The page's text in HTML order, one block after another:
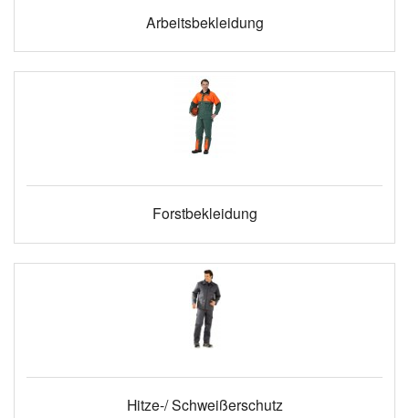
Arbeitsbekleidung
Forstbekleidung
Hitze-/ Schweißerschutz